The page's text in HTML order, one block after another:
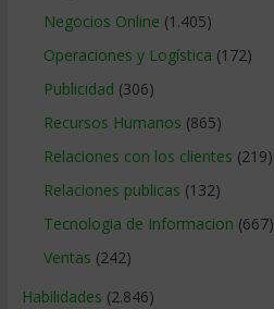
Negocios Online (1.405)
Operaciones y Logística (172)
Publicidad (306)
Recursos Humanos (865)
Relaciones con los clientes (219)
Relaciones publicas (132)
Tecnologia de Informacion (667)
Ventas (242)
Habilidades (2.846)